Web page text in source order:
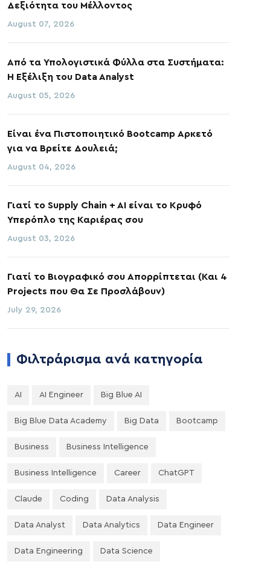
Δεξιότητα του Μέλλοντος
August 07, 2026
Από τα Υπολογιστικά Φύλλα στα Συστήματα:
Η Εξέλιξη του Data Analyst
August 05, 2026
Είναι ένα Πιστοποιητικό Bootcamp Αρκετό
για να Βρείτε Δουλειά;
August 04, 2026
Γιατί το Supply Chain + AI είναι το Κρυφό
Υπερόπλο της Καριέρας σου
August 03, 2026
Γιατί το Βιογραφικό σου Απορρίπτεται (Και 4
Projects που Θα Σε Προσλάβουν)
July 29, 2026
Φιλτράρισμα ανά κατηγορία
AI AI Engineer Big Blue AI
Big Blue Data Academy Big Data Bootcamp
Business Business Intelligence
Business Intelligence Career ChatGPT
Claude Coding Data Analysis
Data Analyst Data Analytics Data Engineer
Data Engineering Data Science